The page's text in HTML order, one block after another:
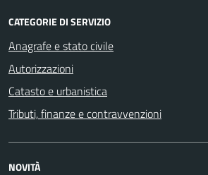
CATEGORIE DI SERVIZIO
Anagrafe e stato civile
Autorizzazioni
Catasto e urbanistica
Tributi, finanze e contravvenzioni
NOVITÀ